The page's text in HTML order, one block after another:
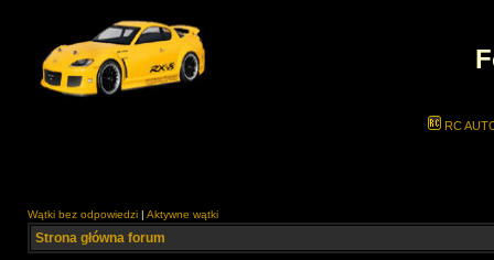
RC
Wątki bez odpowiedzi | Aktywne wątki
Strona główna forum